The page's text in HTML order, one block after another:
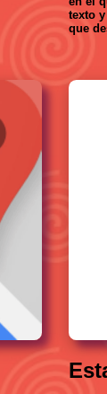
texto
que